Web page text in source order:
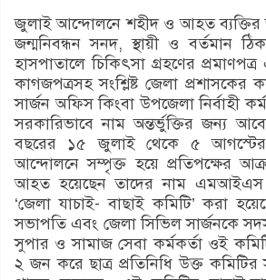
জুলাই আন্দোলনে শহীদ ও আহত ব্যক্তির
জন্মনিবন্ধন সনদ, স্থায়ী ও বর্তমান
হাসপাতালে চিকিৎসা গ্রহণের
কাগজপত্রসহ সংশ্লিষ্ট জেলা প্রশাসকের
সার্জন অফিস কিংবা উপজেলা নির্বাহী
সরকারিভাবে নাম অন্তর্ভুক্তির জন্য
বছরের ১৫ জুলাই থেকে ৫ আগস্টের
আন্দোলনে সম্পৃক্ত হয়ে প্রতিপক্ষের
আহত হয়েছেন তাদের নাম এমআইএস
‘জেলা যাচাই- বাছাই কমিটি’ করা
সভাপতি এবং জেলা সিভিল সার্জনকে
সুপার ও সামাজ সেবা কর্মকর্তা ওই
২ জন করে ছাত্র প্রতিনিধি উক্ত কমিটির